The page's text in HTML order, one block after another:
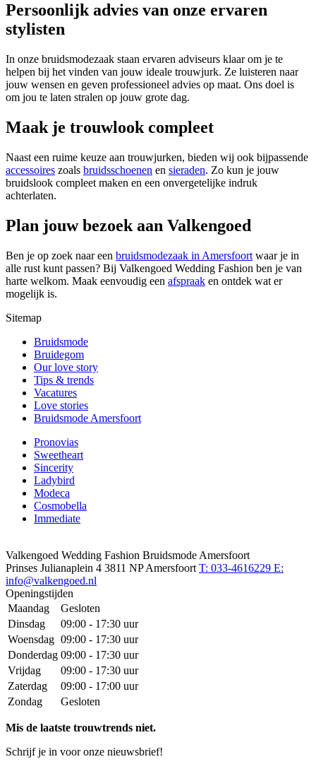
Persoonlijk advies van onze ervaren
stylisten
In onze bruidsmodezaak staan ervaren adviseurs klaar om je te
helpen bij het vinden van jouw ideale trouwjurk. Ze luisteren naar
jouw wensen en geven professioneel advies op maat. Ons doel is
om jou te laten stralen op jouw grote dag.
Maak je trouwlook compleet
Naast een ruime keuze aan trouwjurken, bieden wij ook bijpassende
accessoires zoals bruidsschoenen en sieraden. Zo kun je jouw
bruidslook compleet maken en een onvergetelijke indruk
achterlaten.
Plan jouw bezoek aan Valkengoed
Ben je op zoek naar een bruidsmodezaak in Amersfoort waar je in
alle rust kunt passen? Bij Valkengoed Wedding Fashion ben je van
harte welkom. Maak eenvoudig een afspraak en ontdek wat er
mogelijk is.
Sitemap
Bruidsmode
Bruidegom
Our love story
Tips & trends
Vacatures
Love stories
Bruidsmode Amersfoort
Pronovias
Sweetheart
Sincerity
Ladybird
Modeca
Cosmobella
Immediate
Valkengoed Wedding Fashion Bruidsmode Amersfoort
Prinses Julianaplein 4 3811 NP Amersfoort T: 033-4616229 E:
info@valkengoed.nl
Openingstijden
Maandag
Gesloten
Dinsdag
09:00 - 17:30 uur
Woensdag 09:00 - 17:30 uur
Donderdag 09:00 - 17:30 uur
Vrijdag
09:00 - 17:30 uur
Zaterdag
09:00 - 17:00 uur
Zondag
Gesloten
Mis de laatste trouwtrends niet.
Schrijf je in voor onze nieuwsbrief!